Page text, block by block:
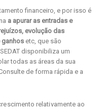
financeiro, e por isso é
a apurar as entradas e
evolução das
ganhos etc, que são
disponibiliza um
todas as áreas da sua
de forma rápida e a
relativamente ao